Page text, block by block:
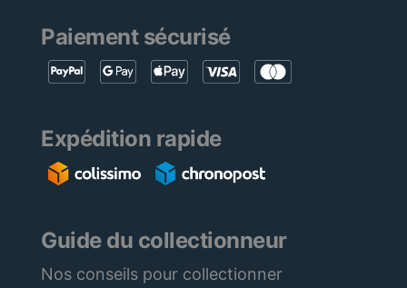
Paiement sécurisé
Expédition rapide
Guide du collectionneur
Nos conseils pour collectionner